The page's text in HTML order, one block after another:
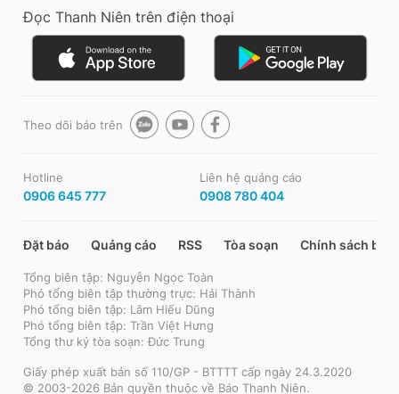
Đọc Thanh Niên trên điện thoại
Theo dõi báo trên
Hotline
0906 645 777
Liên hệ quảng cáo
0908 780 404
Đặt báo Quảng cáo RSS Tòa soạn Chính sách bảo
Tổng biên tập: Nguyễn Ngọc Toàn
Phó tổng biên tập thường trực: Hải Thành
Phó tổng biên tập: Lâm Hiếu Dũng
Phó tổng biên tập: Trần Việt Hưng
Tổng thư ký tòa soạn: Đức Trung
Giấy phép xuất bản số 110/GP - BTTTT cấp ngày 24.3.2020
© 2003-2026 Bản quyền thuộc về Báo Thanh Niên.